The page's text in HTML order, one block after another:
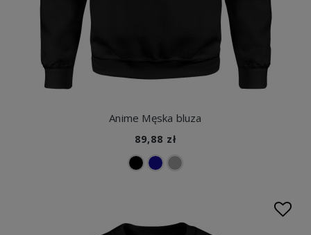
Anime Męska bluza
89,88 zł